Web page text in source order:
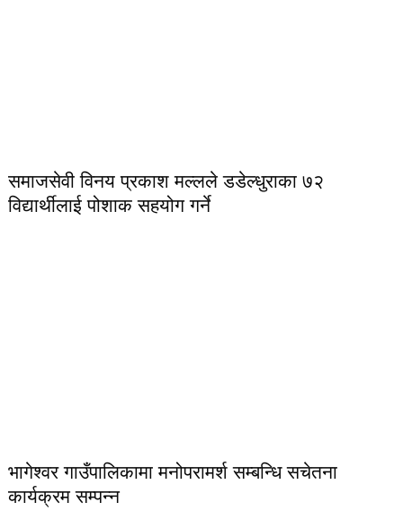
समाजसेवी विनय प्रकाश मल्लले डडेल्धुराका ७२
विद्यार्थीलाई पोशाक सहयोग गर्ने
भागेश्वर गाउँपालिकामा मनोपरामर्श सम्बन्धि सचेतना
कार्यक्रम सम्पन्न